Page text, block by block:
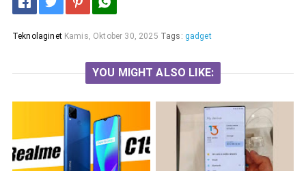
Teknolaginet Kamis, Oktober 30, 2025 Tags: gadget
YOU MIGHT ALSO LIKE: